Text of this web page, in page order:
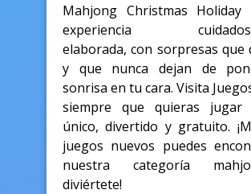
Mahjong Christmas Holiday
experiencia
elaborada, con sorpresas que
y que nunca dejan de
sonrisa en tu cara. Visita
siempre que quieras
único, divertido y gratuito.
juegos nuevos puedes
nuestra categoría
diviértete!